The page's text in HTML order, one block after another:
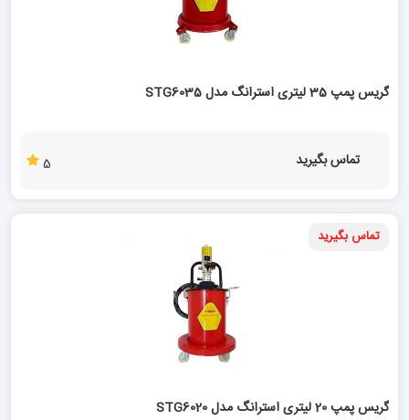
گریس پمپ 35 لیتری استرانگ مدل STG6035
تماس بگیرید 5
تماس بگیرید
گریس پمپ 20 لیتری استرانگ مدل STG6020